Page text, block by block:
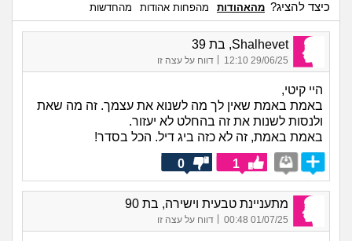
כיצד להציג? מהאהודות מהפחות אהודות מהחדשות
Shalhevet, בת 39
29/06/25 12:10 דווח על עצה זו
היי קיטי,
באמת באמת שאין לך מה לשנוא את עצמך. זה מה שאת
ולנסות לשנות את זה בהחלט לא יעזור.
באמת באמת, זה לא כזה ביג דיל. הכל בסדר!
1
0
מתעניינת טבעית וישירה, בת 90
01/07/25 00:48
| דווח על עצה זו